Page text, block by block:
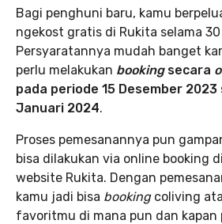
Bagi penghuni baru, kamu
ngekost gratis di Rukita selama
Persyaratannya mudah banget
perlu melakukan bookingsecara
pada periode 15 Desember 2023
Januari 2024.
Proses pemesanannya pun
bisa dilakukan via online booking
website Rukita. Dengan
kamu jadi bisa bookingcoliving
favoritmu di mana pun dan